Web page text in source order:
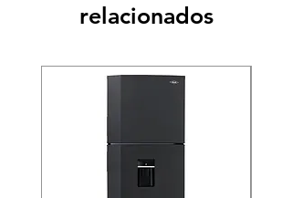
relacionados